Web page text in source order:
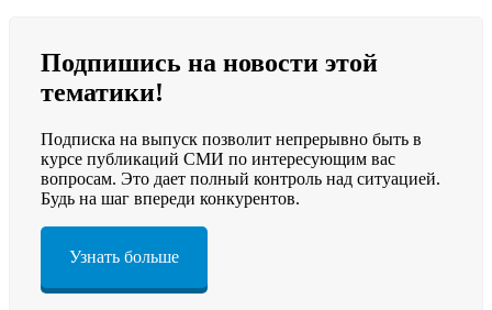
Подпишись на новости этой
тематики!
Подписка на выпуск позволит непрерывно быть в
курсе публикаций СМИ по интересующим вас
вопросам. Это дает полный контроль над ситуацией.
Будь на шаг впереди конкурентов.
Узнать больше